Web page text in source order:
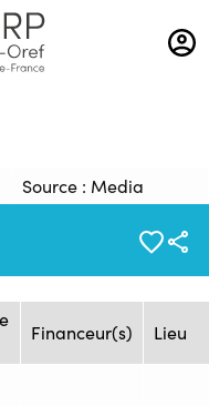
Source : Media
Management
Financeur(s) Lieu